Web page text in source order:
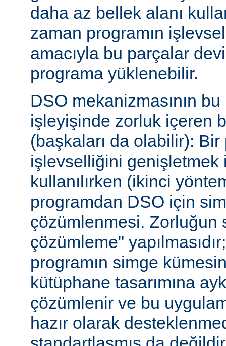
daha az bellek alanı
zaman programın
amacıyla bu parçalar
programa yüklenebilir.
DSO mekanizmasının
işleyişinde zorluk içeren
(başkaları da olabilir): Bir
işlevselliğini genişletmek
kullanılırken (ikinci
programdan DSO için
çözümlenmesi. Zorluğun
çözümleme"
programın simge
kütüphane tasarımına
çözümlenir ve bu
hazır olarak